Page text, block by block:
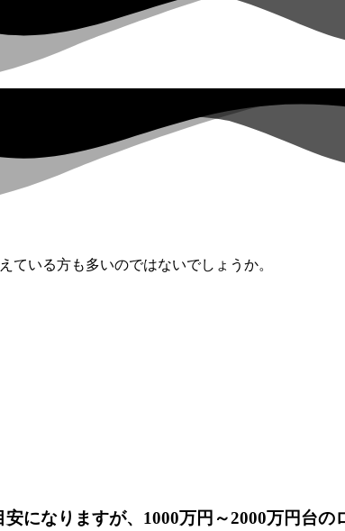
いる方も多いのではないでしょうか。
になりますが、1000万円～2000万円台